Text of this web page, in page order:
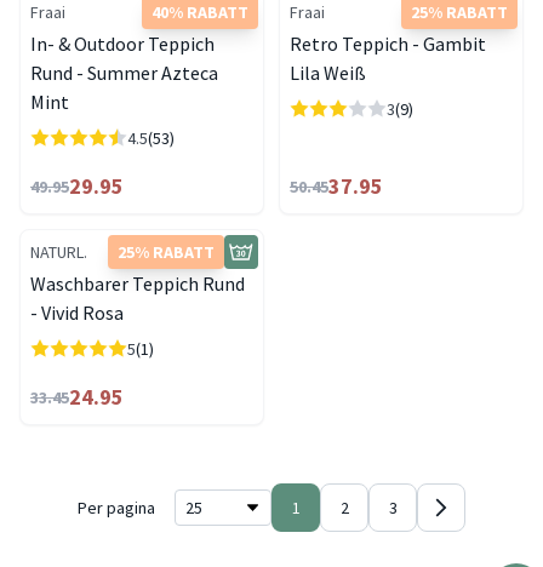
40% RABATT
Fraai
In- & Outdoor Teppich
Rund - Summer Azteca
Mint
4.5(53)
49.9529.95
25% RABATT
Fraai
Retro Teppich - Gambit
Lila Weiß
3(9)
50.4537.95
25% RABATT
NATURL.
Waschbarer Teppich Rund
- Vivid Rosa
5(1)
33.4524.95
Per pagina 1 2 3